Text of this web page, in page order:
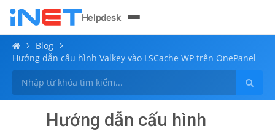
Helpdesk
Blog
Hướng dẫn cấu hình Valkey vào LSCache WP trên OnePanel
Hướng dẫn cấu hình